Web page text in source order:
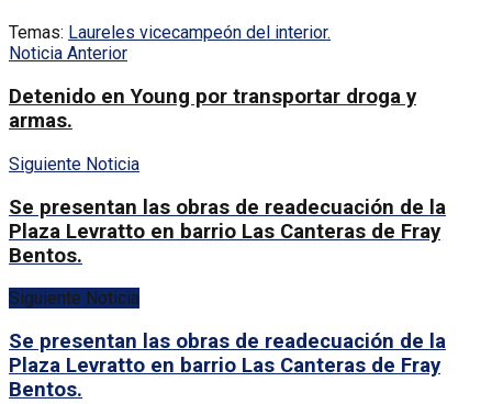
Temas: Laureles vicecampeón del interior.
Noticia Anterior
Detenido en Young por transportar droga y
armas.
Siguiente Noticia
Se presentan las obras de readecuación de la
Plaza Levratto en barrio Las Canteras de Fray
Bentos.
Siguiente Noticia
Se presentan las obras de readecuación de la
Plaza Levratto en barrio Las Canteras de Fray
Bentos.